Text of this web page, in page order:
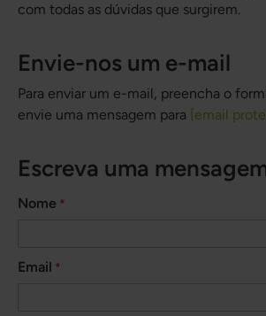
com todas as dúvidas que surgirem.
Envie-nos um e-mail
Para enviar um e-mail, preencha o
envie uma mensagem para [email
Escreva uma
Nome
Email